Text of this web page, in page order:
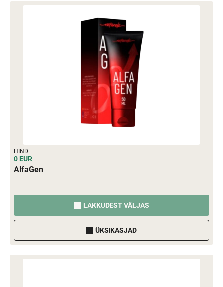
HIND
0 EUR
AlfaGen
LAKKUDEST VÄLJAS
ÜKSIKASJAD